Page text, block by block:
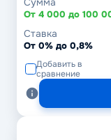
От 4 000 до 100
Ставка
От 0% до 0,8%
Добавить в
сравнение